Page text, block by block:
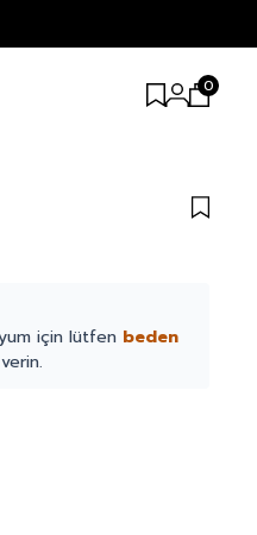
0
için lütfen beden